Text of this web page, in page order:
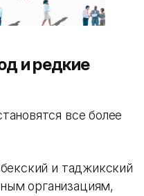
и редкие
все более
и таджикский
организациям,